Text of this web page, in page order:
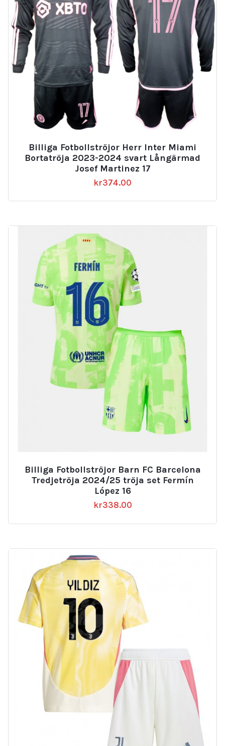
Billiga Fotbollströjor Herr Inter Miami
Bortatröja 2023-2024 svart Långärmad
Josef Martinez 17
kr374.00
Billiga Fotbollströjor Barn FC Barcelona
Tredjetröja 2024/25 tröja set Fermín
López 16
kr338.00